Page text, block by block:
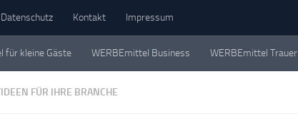
Datenschutz Kontakt Impressum
Geschichten. Einzeln, in Büchern und als Werbemittel.
für kleine Gäste WERBEmittel Business WERBEmittel Trauer
FÜR IHRE BRANCHE